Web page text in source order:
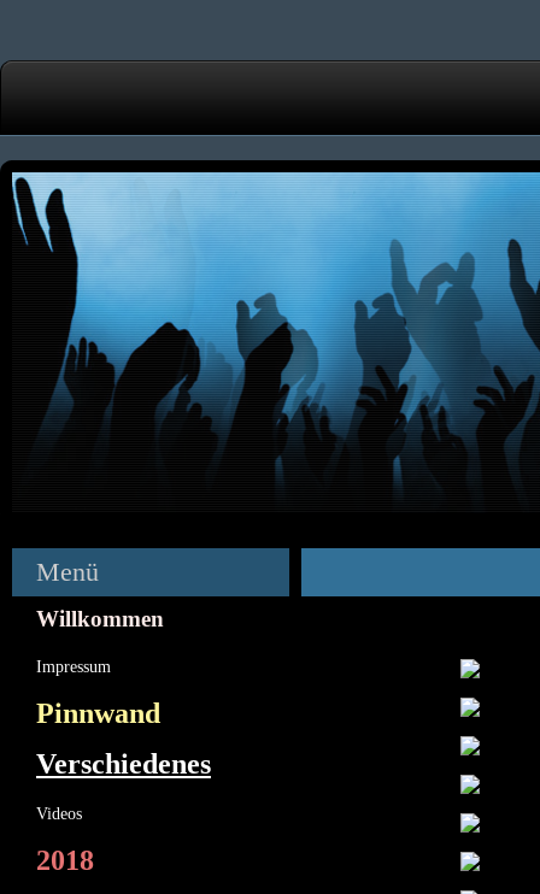
Menü
Willkommen
Impressum
Pinnwand
Verschiedenes
Videos
2018